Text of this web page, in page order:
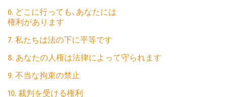
6. どこに行っても､あなたには
権利があります
7. 私たちは法の下に平等です
8. あなたの人権は法律によって守られます
9. 不当な拘束の禁止
10. 裁判を受ける権利